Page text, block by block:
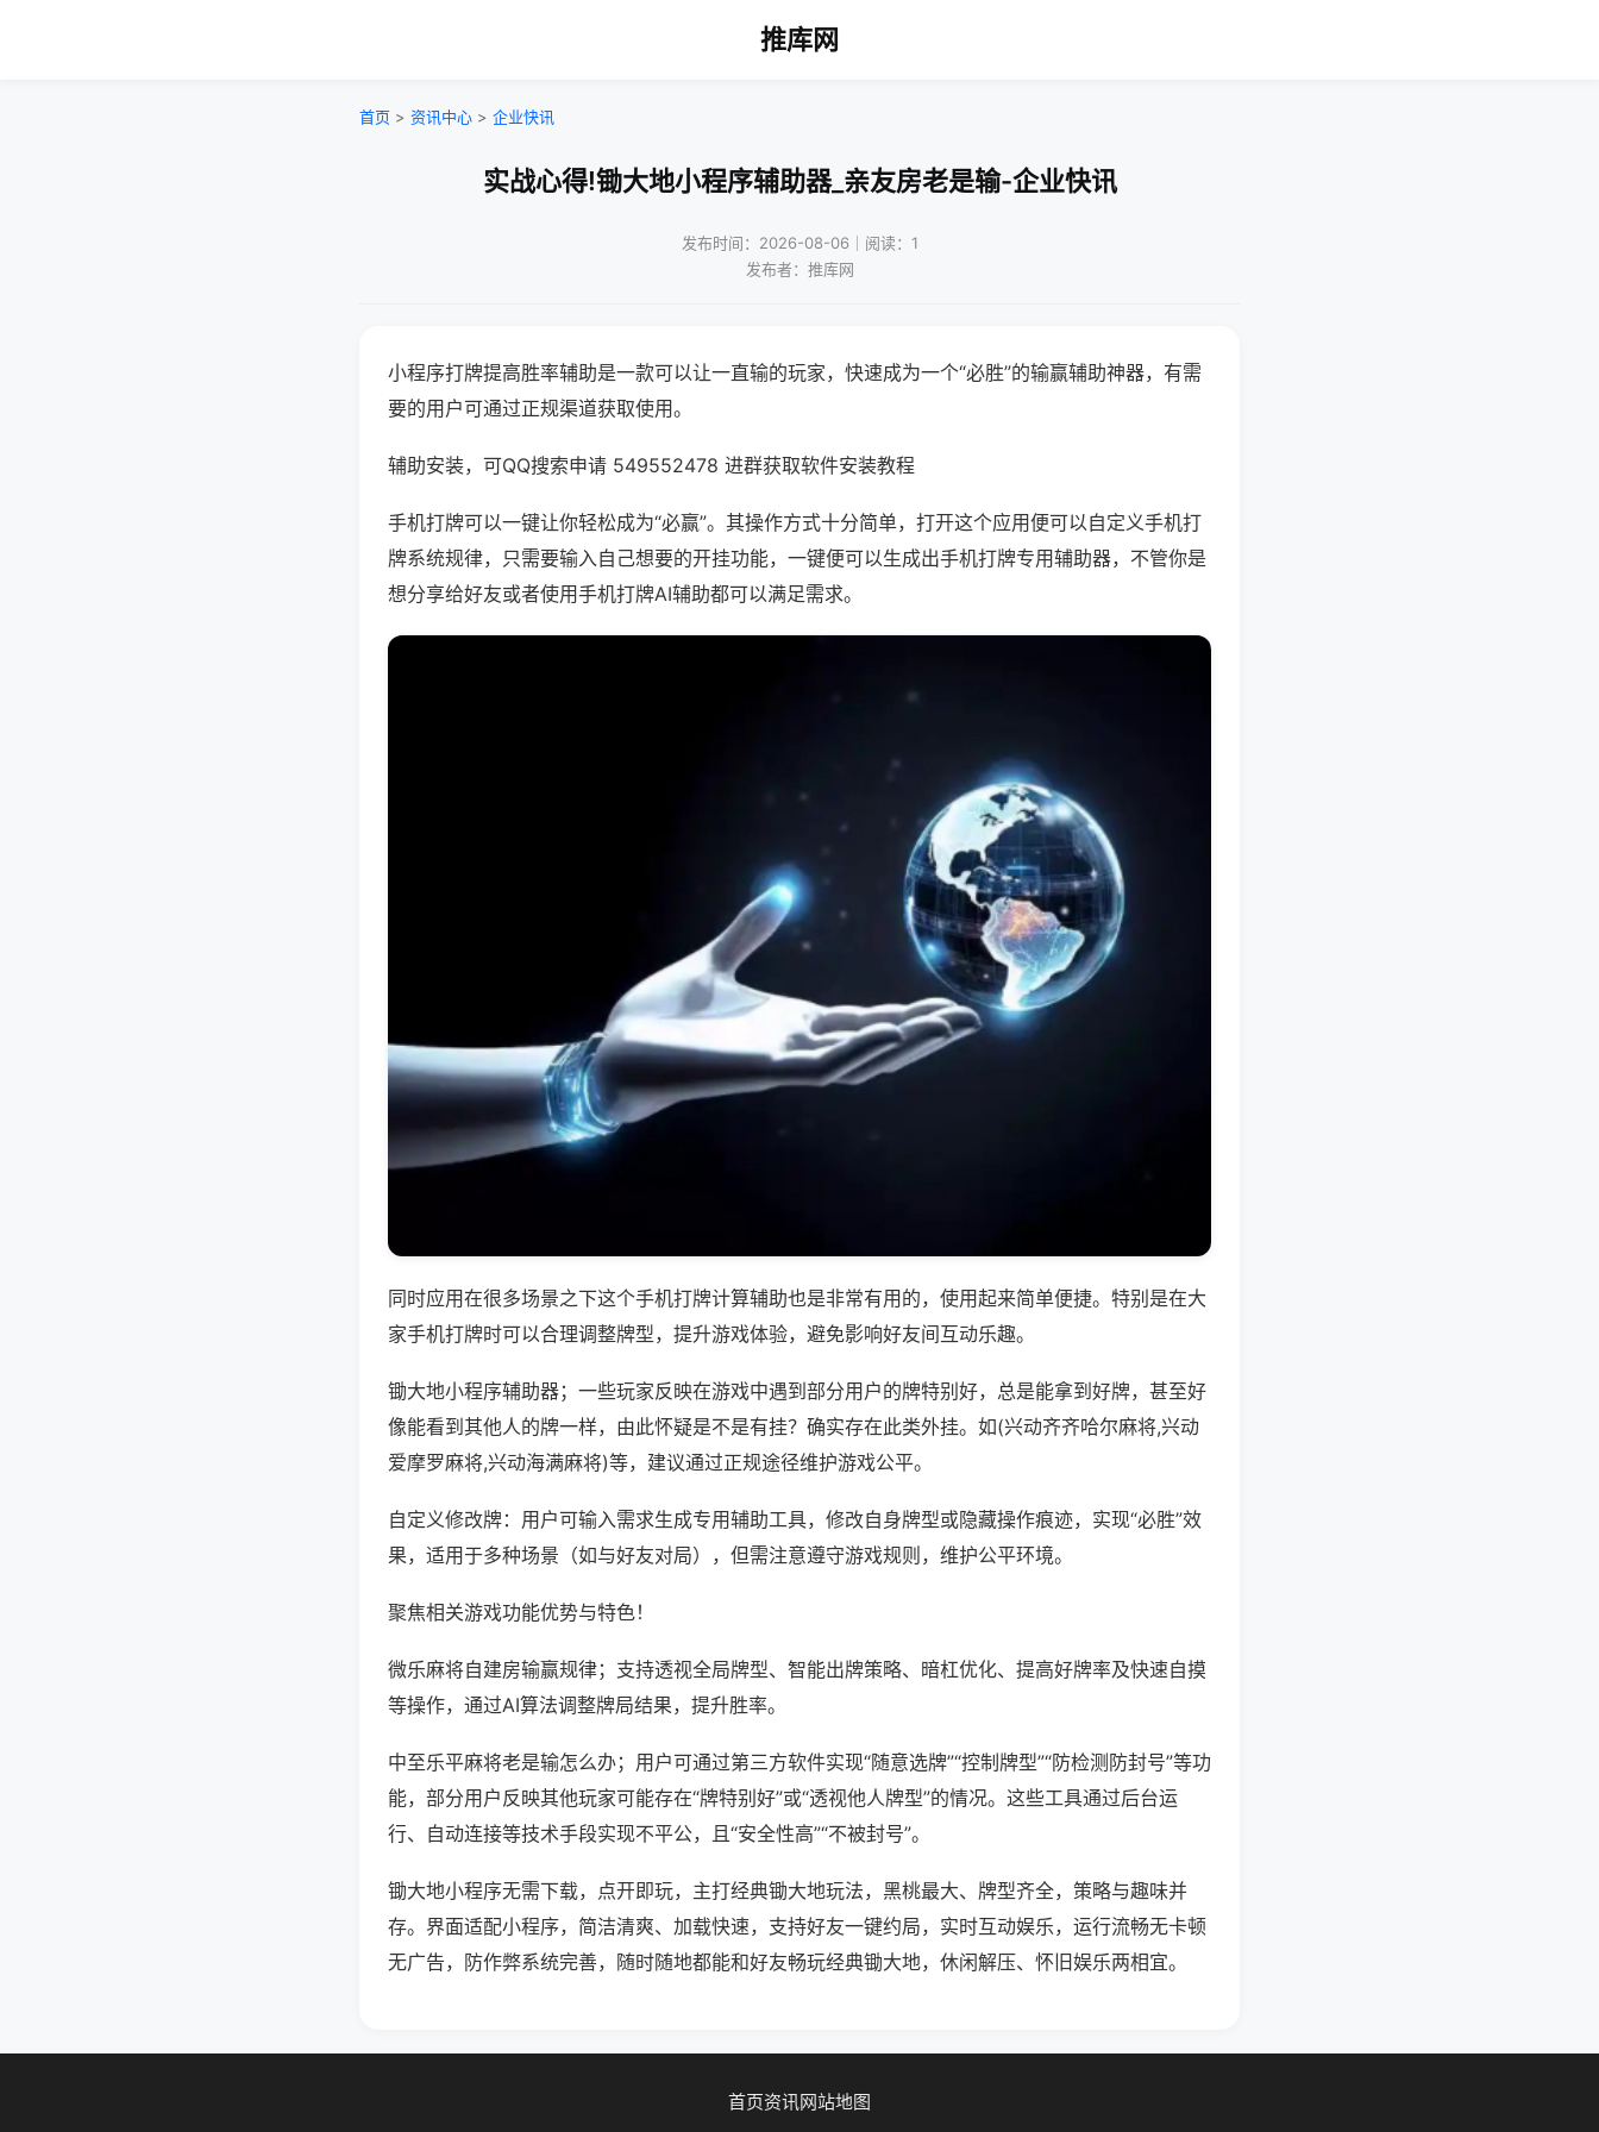
推库网
首页 > 资讯中心 > 企业快讯
实战心得!锄大地小程序辅助器_亲友房老是输-企业快讯
发布时间：2026-08-06｜阅读：1
发布者：推库网
小程序打牌提高胜率辅助是一款可以让一直输的玩家，快速成为一个“必胜”的输赢辅助神器，有需
要的用户可通过正规渠道获取使用。
辅助安装，可QQ搜索申请 549552478 进群获取软件安装教程
手机打牌可以一键让你轻松成为“必赢”。其操作方式十分简单，打开这个应用便可以自定义手机打
牌系统规律，只需要输入自己想要的开挂功能，一键便可以生成出手机打牌专用辅助器，不管你是
想分享给好友或者使用手机打牌AI辅助都可以满足需求。
同时应用在很多场景之下这个手机打牌计算辅助也是非常有用的，使用起来简单便捷。特别是在大
家手机打牌时可以合理调整牌型，提升游戏体验，避免影响好友间互动乐趣。
锄大地小程序辅助器；一些玩家反映在游戏中遇到部分用户的牌特别好，总是能拿到好牌，甚至好
像能看到其他人的牌一样，由此怀疑是不是有挂？确实存在此类外挂。如(兴动齐齐哈尔麻将,兴动
爱摩罗麻将,兴动海满麻将)等，建议通过正规途径维护游戏公平。
自定义修改牌：用户可输入需求生成专用辅助工具，修改自身牌型或隐藏操作痕迹，实现“必胜”效
果，适用于多种场景（如与好友对局），但需注意遵守游戏规则，维护公平环境。
聚焦相关游戏功能优势与特色！
微乐麻将自建房输赢规律；支持透视全局牌型、智能出牌策略、暗杠优化、提高好牌率及快速自摸
等操作，通过AI算法调整牌局结果，提升胜率。
中至乐平麻将老是输怎么办；用户可通过第三方软件实现“随意选牌”“控制牌型”“防检测防封号”等功
能，部分用户反映其他玩家可能存在“牌特别好”或“透视他人牌型”的情况。这些工具通过后台运
行、自动连接等技术手段实现不平公，且“安全性高”“不被封号”。
锄大地小程序无需下载，点开即玩，主打经典锄大地玩法，黑桃最大、牌型齐全，策略与趣味并
存。界面适配小程序，简洁清爽、加载快速，支持好友一键约局，实时互动娱乐，运行流畅无卡顿
无广告，防作弊系统完善，随时随地都能和好友畅玩经典锄大地，休闲解压、怀旧娱乐两相宜。
首页资讯网站地图